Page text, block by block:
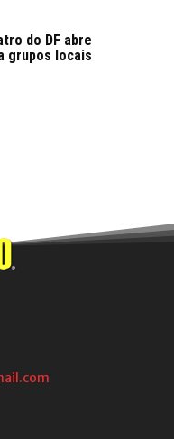
do DF abre
grupos locais